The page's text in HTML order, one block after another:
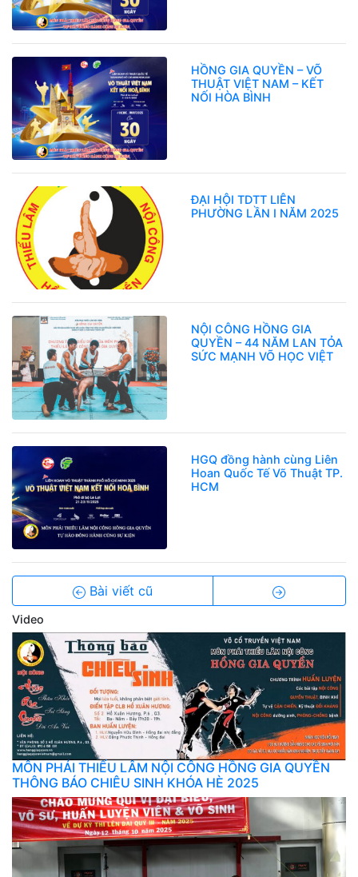
HỒNG GIA QUYỀN – VÕ
THUẬT VIỆT NAM – KẾT
NỐI HÒA BÌNH
ĐẠI HỘI TDTT LIÊN
PHƯỜNG LẦN I NĂM 2025
NỘI CÔNG HỒNG GIA
QUYỀN – 44 NĂM LAN TỎA
SỨC MẠNH VÕ HỌC VIỆT
HGQ đồng hành cùng Liên
Hoan Quốc Tế Võ Thuật TP.
HCM
Bài viết cũ
Video
MÔN PHÁI THIẾU LÂM NỘI CÔNG HỒNG GIA QUYỀN
THÔNG BÁO CHIÊU SINH KHÓA HÈ 2025